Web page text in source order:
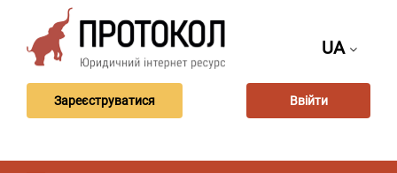
UA
Зареєструватися Ввійти